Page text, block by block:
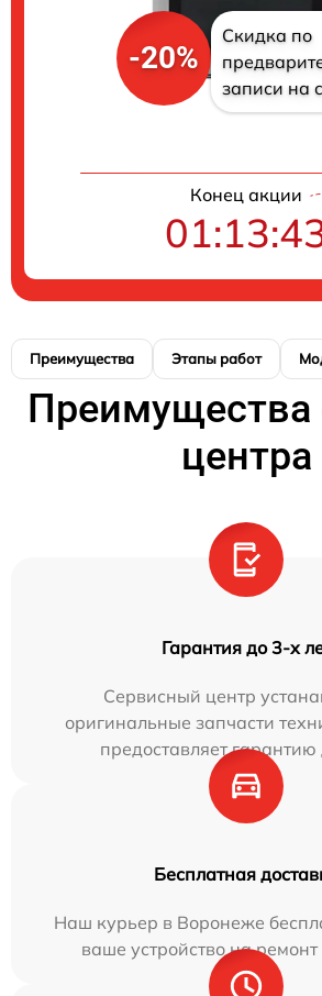
-20%
Скидка по
записи на
Конец акции
Преимущества Этапы работ
Преимущества
центра
Гарантия до 3-х
Сервисный центр
оригинальные запчасти
предоставляет гарантию
Бесплатная
Наш курьер в Воронеже
ваше устройство на